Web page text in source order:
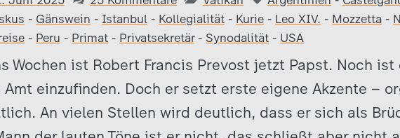
- Gänswein - Istanbul - Kollegialität - Kurie - Leo XIV. - Mozzetta -
- Peru - Primat - Privatsekretär- Synodalität - USA
Wochen ist Robert Francis Prevost jetzt Papst. Noch
Amt einzufinden. Doch er setzt erste eigene Akzente –
An vielen Stellen wird deutlich, dass er sich als